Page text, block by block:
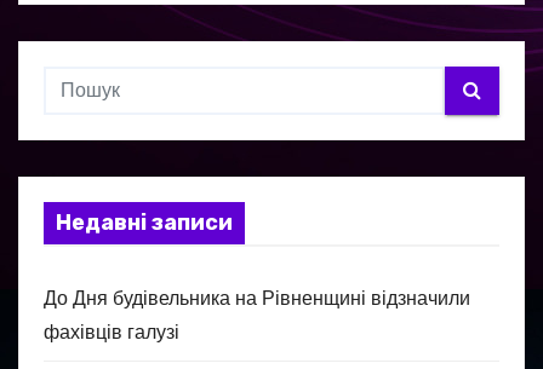
Недавні записи
До Дня будівельника на Рівненщині відзначили
фахівців галузі